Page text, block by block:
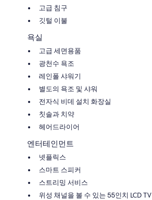
고급 침구
깃털 이불
욕실
고급 세면용품
광천수 욕조
레인폴 샤워기
별도의 욕조 및 샤워
전자식 비데 설치 화장실
칫솔과 치약
헤어드라이어
엔터테인먼트
넷플릭스
스마트 스피커
스트리밍 서비스
위성 채널을 볼 수 있는 55인치 LCD TV